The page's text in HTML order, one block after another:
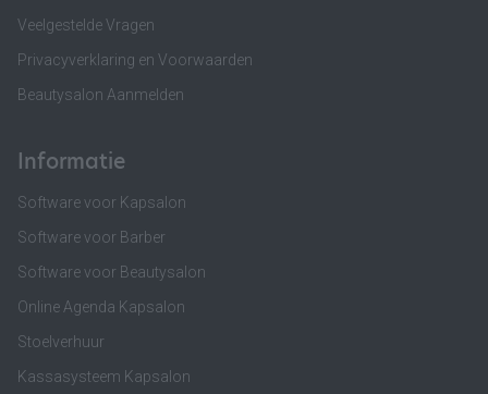
Veelgestelde Vragen
Privacyverklaring en Voorwaarden
Beautysalon Aanmelden
Informatie
Software voor Kapsalon
Software voor Barber
Software voor Beautysalon
Online Agenda Kapsalon
Stoelverhuur
Kassasysteem Kapsalon